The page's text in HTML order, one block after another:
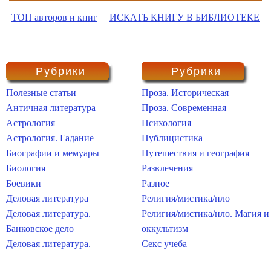
ТОП авторов и книг ИСКАТЬ КНИГУ В БИБЛИОТЕКЕ
Рубрики
Полезные статьи
Античная литература
Астрология
Астрология. Гадание
Биографии и мемуары
Биология
Боевики
Деловая литература
Деловая литература.
Банковское дело
Деловая литература.
Рубрики
Проза. Историческая
Проза. Современная
Психология
Публицистика
Путешествия и география
Развлечения
Разное
Религия/мистика/нло
Религия/мистика/нло. Магия и
оккультизм
Секс учеба